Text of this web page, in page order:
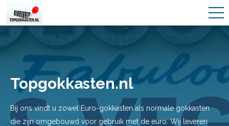
Topgokkasten.nl
Bij ons vindt u zowel Euro-gokkasten als normale gokkasten
die zijn omgebouwd voor gebruik met de euro. Wij leveren